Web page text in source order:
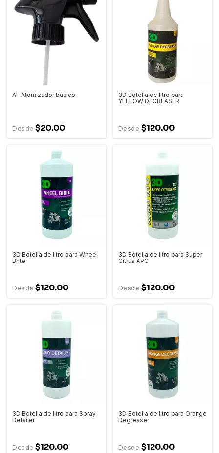
AF Atomizador básico
$20.00
3D Botella de litro para
YELLOW DEGREASER
$120.00
3D Botella de litro para Wheel
Brite
$120.00
3D Botella de litro para Super
Citrus APC
$120.00
3D Botella de litro para Spray
Detailer
$120.00
3D Botella de litro para Orange
Degreaser
$120.00